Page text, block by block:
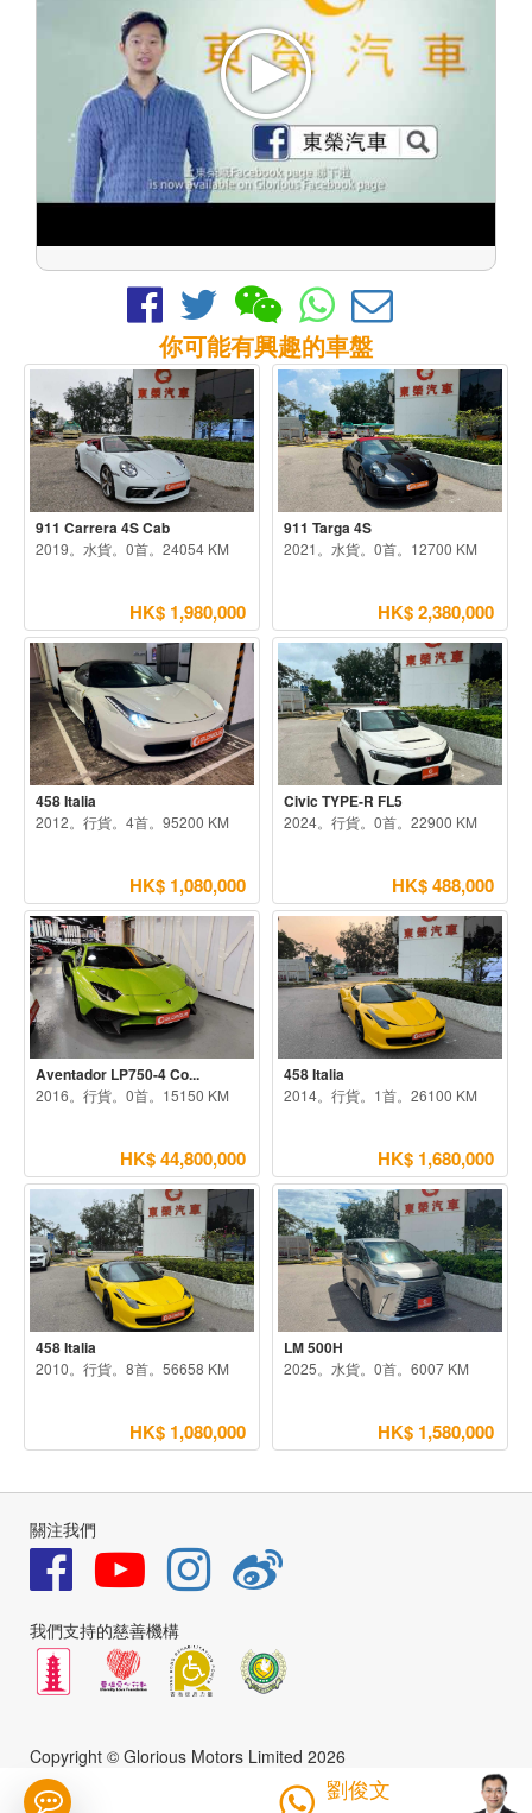
你可能有興趣的車盤
911 Carrera 4S Cab
2019。水貨。0首。24054 KM
HK$ 1,980,000
911 Targa 4S
2021。水貨。0首。12700 KM
HK$ 2,380,000
458 Italia
2012。行貨。4首。95200 KM
HK$ 1,080,000
Civic TYPE-R FL5
2024。行貨。0首。22900 KM
HK$ 488,000
Aventador LP750-4 Co...
2016。行貨。0首。15150 KM
HK$ 44,800,000
458 Italia
2014。行貨。1首。26100 KM
HK$ 1,680,000
458 Italia
2010。行貨。8首。56658 KM
HK$ 1,080,000
LM 500H
2025。水貨。0首。6007 KM
HK$ 1,580,000
關注我們
我們支持的慈善機構
Copyright © Glorious Motors Limited 2026
劉俊文